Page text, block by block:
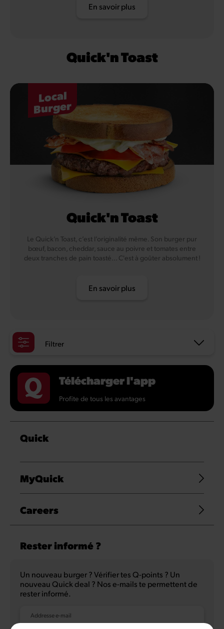
En savoir plus
Quick'n Toast
Local
Burger
Quick'n Toast
Le Quick’n Toast, c’est l’originalité même. Son burger pur
bœuf, bacon, cheddar, sauce au poivre et tomates entre
deux tranches de pain toasté... C'est à goûter absolument !
En savoir plus
Filtrer
Télécharger l'app
Profite de tous les avantages
Quick
MyQuick
Careers
Rester informé ?
Un nouveau burger ? Vérifier tes Q-points ? Un
nouveau Quick deal ? Nos e-mails te permettent de
rester informé.
Addresse e-mail